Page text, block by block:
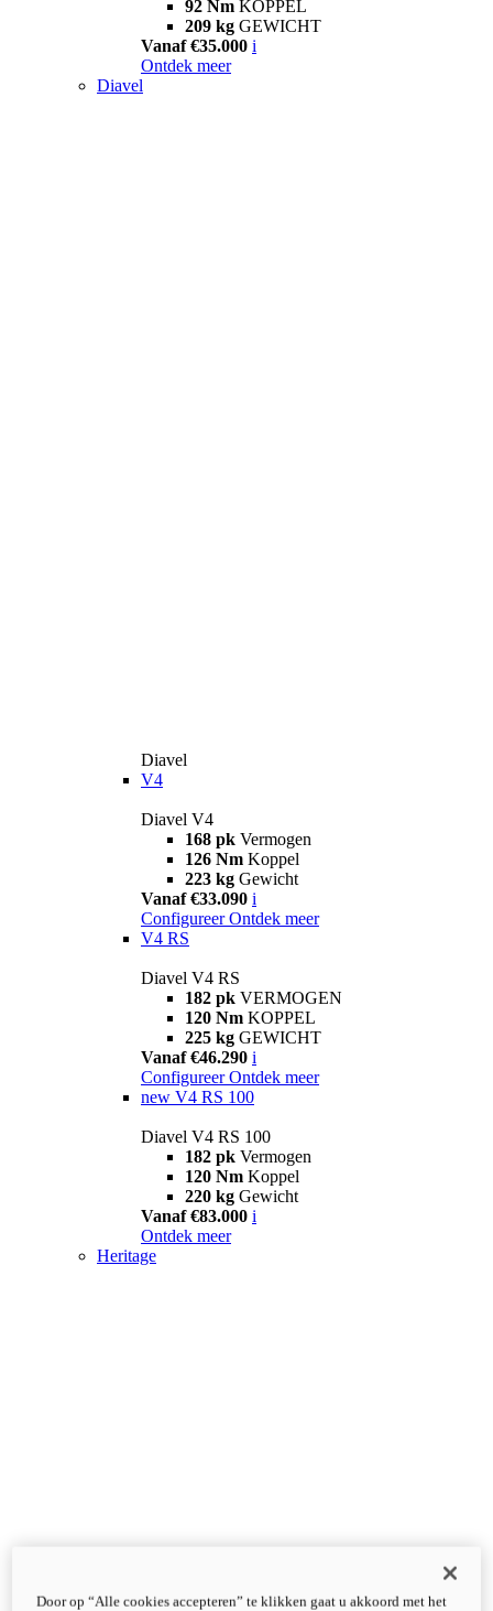
92 Nm KOPPEL
209 kg GEWICHT
Vanaf €35.000 i
Ontdek meer
Diavel
Diavel
V4
Diavel V4
168 pk Vermogen
126 Nm Koppel
223 kg Gewicht
Vanaf €33.090 i
Configureer Ontdek meer
V4 RS
Diavel V4 RS
182 pk VERMOGEN
120 Nm KOPPEL
225 kg GEWICHT
Vanaf €46.290 i
Configureer Ontdek meer
new V4 RS 100
Diavel V4 RS 100
182 pk Vermogen
120 Nm Koppel
220 kg Gewicht
Vanaf €83.000 i
Ontdek meer
Heritage
Door op “Alle cookies accepteren” te klikken gaat u akkoord met het